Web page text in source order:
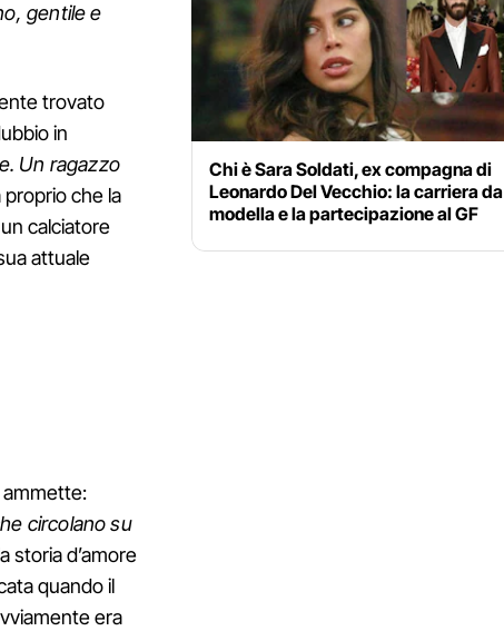
gentile e
trovato
in
Un ragazzo
che la
calciatore
attuale
ammette:
circolano su
storia d’amore
quando il
era
Chi è Sara Soldati, ex compagna di
Leonardo Del Vecchio: la carriera da
modella e la partecipazione al GF